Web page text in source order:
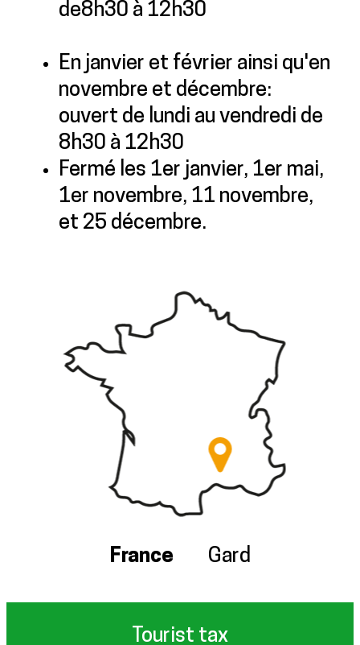
de8h30 à 12h30
En janvier et février ainsi qu'en
novembre et décembre:
ouvert de lundi au vendredi de
8h30 à 12h30
Fermé les 1er janvier, 1er mai,
1er novembre, 11 novembre,
et 25 décembre.
France Gard
Tourist tax